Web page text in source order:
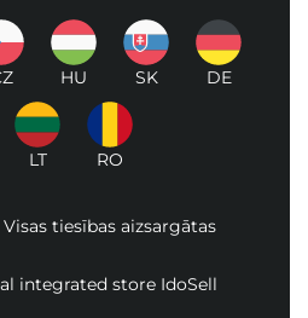
HU SK DE
LT RO
tiesības aizsargātas